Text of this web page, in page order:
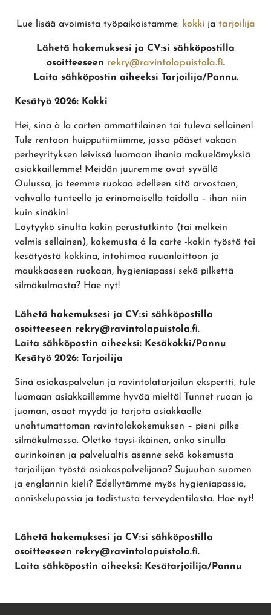
Lue lisää avoimista työpaikoistamme: kokki ja tarjoilija
Lähetä hakemuksesi ja CV:si sähköpostilla
osoitteeseen rekry@ravintolapuistola.fi.
Laita sähköpostin aiheeksi Tarjoilija/Pannu.
Kesätyö 2026: Kokki
Hei, sinä à la carten ammattilainen tai tuleva sellainen!
Tule rentoon huipputiimiimme, jossa pääset vakaan
perheyrityksen leivissä luomaan ihania makuelämyksiä
asiakkaillemme! Meidän juuremme ovat syvällä
Oulussa, ja teemme ruokaa edelleen sitä arvostaen,
vahvalla tunteella ja erinomaisella taidolla – ihan niin
kuin sinäkin!
Löytyykö sinulta kokin perustutkinto (tai melkein
valmis sellainen), kokemusta á la carte -kokin työstä tai
kesätyöstä kokkina, intohimoa ruuanlaittoon ja
maukkaaseen ruokaan, hygieniapassi sekä pilkettä
silmäkulmasta? Hae nyt!
Lähetä hakemuksesi ja CV:si sähköpostilla
osoitteeseen rekry@ravintolapuistola.fi.
Laita sähköpostin aiheeksi: Kesäkokki/Pannu
Kesätyö 2026: Tarjoilija
Sinä asiakaspalvelun ja ravintolatarjoilun ekspertti, tule
luomaan asiakkaillemme hyvää mieltä! Tunnet ruoan ja
juoman, osaat myydä ja tarjota asiakkaalle
unohtumattoman ravintolakokemuksen – pieni pilke
silmäkulmassa. Oletko täysi-ikäinen, onko sinulla
aurinkoinen ja palvelualtis asenne sekä kokemusta
tarjoilijan työstä asiakaspalvelijana? Sujuuhan suomen
ja englannin kieli? Edellytämme myös hygieniapassia,
anniskelupassia ja todistusta terveydentilasta. Hae nyt!
Lähetä hakemuksesi ja CV:si sähköpostilla
osoitteeseen rekry@ravintolapuistola.fi.
Laita sähköpostin aiheeksi: Kesätarjoilija/Pannu